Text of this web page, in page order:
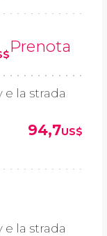
Prenota
la strada
94,7US$
la strada